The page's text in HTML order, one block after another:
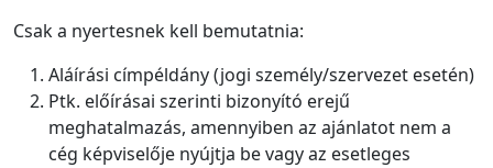
Csak a nyertesnek kell bemutatnia:
Aláírási címpéldány (jogi személy/szervezet esetén)
Ptk. előírásai szerinti bizonyító erejű
meghatalmazás, amennyiben az ajánlatot nem a
cég képviselője nyújtja be vagy az esetleges